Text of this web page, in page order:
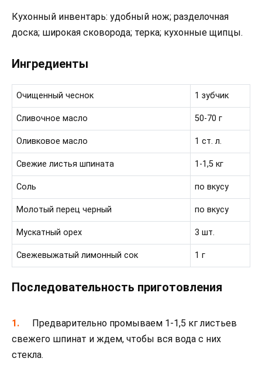
Кухонный инвентарь: удобный нож; разделочная
доска; широкая сковорода; терка; кухонные щипцы.
Ингредиенты
Очищенный чеснок 1 зубчик
Сливочное масло 50-70 г
Оливковое масло 1 ст. л.
Свежие листья шпината 1-1,5 кг
Соль по вкусу
Молотый перец черный по вкусу
Мускатный орех 3 шт.
Свежевыжатый лимонный сок 1 г
Последовательность приготовления
Предварительно промываем 1-1,5 кг листьев
свежего шпинат и ждем, чтобы вся вода с них
стекла.